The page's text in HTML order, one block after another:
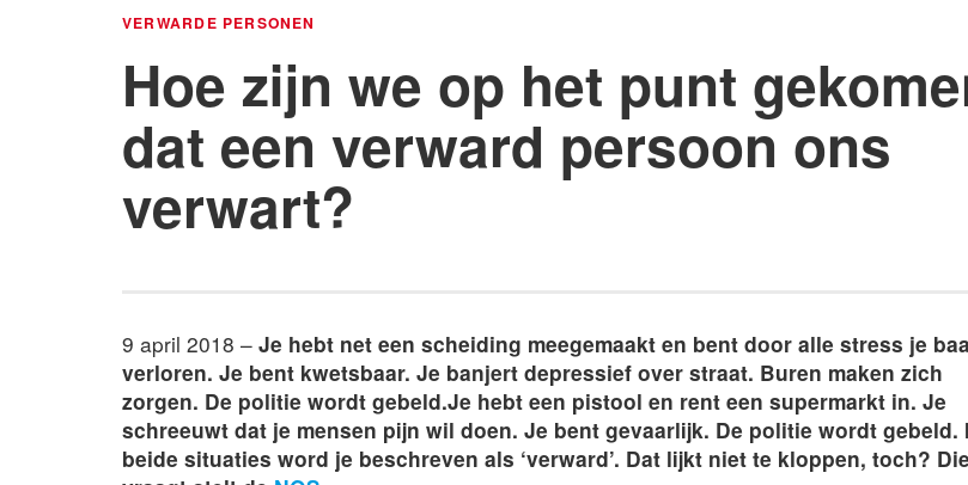
VERWARDE PERSONEN
Hoe zijn we op het punt
dat een verward persoon ons
verwart?
9 april 2018 – Je hebt net een scheiding meegemaakt en bent door alle stress je
verloren. Je bent kwetsbaar. Je banjert depressief over straat. Buren maken zich
zorgen. De politie wordt gebeld.Je hebt een pistool en rent een supermarkt in. Je
schreeuwt dat je mensen pijn wil doen. Je bent gevaarlijk. De politie wordt gebeld.
beide situaties word je beschreven als ‘verward’. Dat lijkt niet te kloppen, toch? Die